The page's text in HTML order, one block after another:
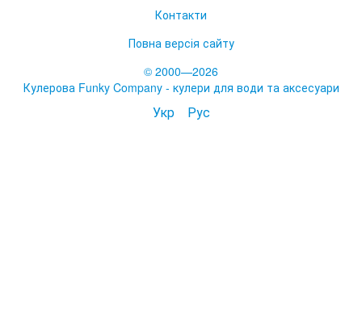
Контакти
Повна версія сайту
© 2000—2026
Кулерова Funky Company - кулери для води та аксесуари
Укр Рус